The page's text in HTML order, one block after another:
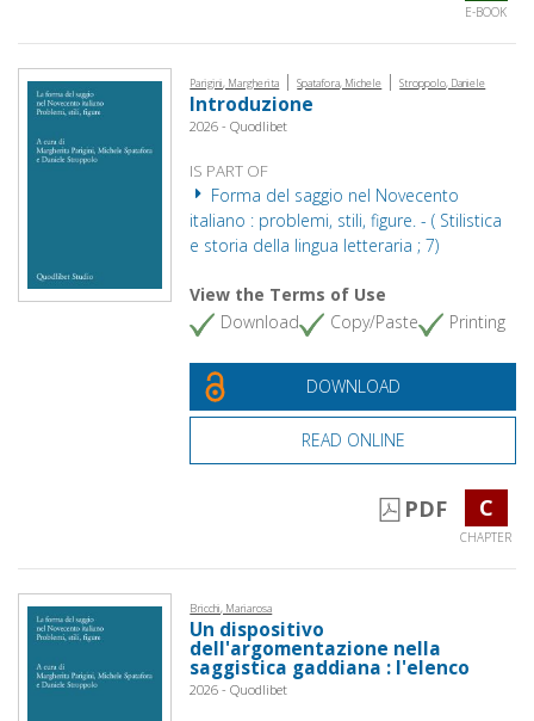
E-BOOK
Parigini, Margherita | Spatafora, Michele | Stroppolo, Daniele
Introduzione
2026 - Quodlibet
IS PART OF
Forma del saggio nel Novecento
italiano : problemi, stili, figure. - ( Stilistica
e storia della lingua letteraria ; 7)
View the Terms of Use
Download
Copy/Paste Printing
DOWNLOAD
READ ONLINE
PDF C
CHAPTER
Bricchi, Mariarosa
Un dispositivo
dell'argomentazione nella
saggistica gaddiana : l'elenco
2026 - Quodlibet